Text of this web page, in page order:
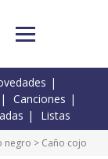
Canciones
Listas
negro > Caño cojo